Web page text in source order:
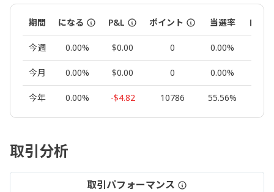
期間 になる P&L ポイント 当選率 ロット
今週 0.00% $0.00 0 0.00%
今月 0.00% $0.00 0 0.00%
今年 0.00% -$4.82 10786 55.56%
取引分析
取引パフォーマンス